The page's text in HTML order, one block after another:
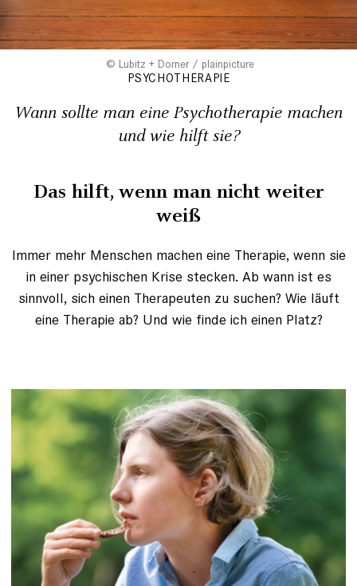
Lubitz + Dorner / plainpicture
PSYCHOTHERAPIE
Wann sollte man eine Psychotherapie machen
und wie hilft sie?
Das hilft, wenn man nicht weiter
weiß
Immer mehr Menschen machen eine Therapie, wenn sie
in einer psychischen Krise stecken. Ab wann ist es
sinnvoll, sich einen Therapeuten zu suchen? Wie läuft
eine Therapie ab? Und wie finde ich einen Platz?